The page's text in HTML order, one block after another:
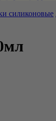
силиконовые